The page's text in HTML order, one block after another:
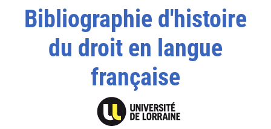
Bibliographie d'histoire
du droit en langue
française